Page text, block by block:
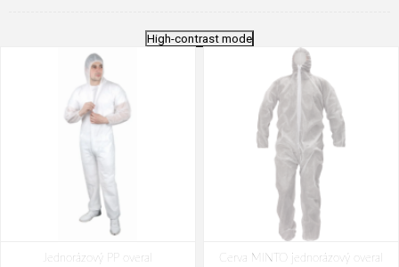
High-contrast mode
Jednorázový PP overal
Cerva MINTO jednorázový overal